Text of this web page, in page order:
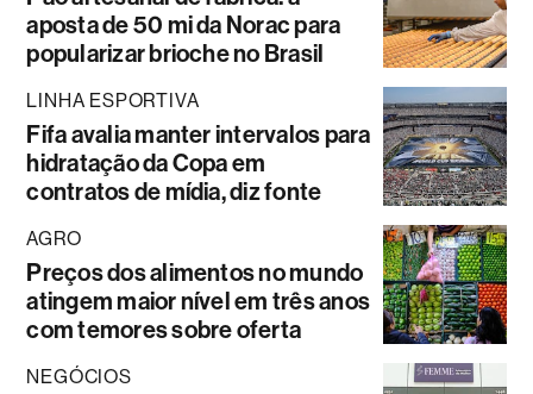
aposta de 50 mi da Norac para
popularizar brioche no Brasil
LINHA ESPORTIVA
Fifa avalia manter intervalos para
hidratação da Copa em
contratos de mídia, diz fonte
AGRO
Preços dos alimentos no mundo
atingem maior nível em três anos
com temores sobre oferta
NEGÓCIOS